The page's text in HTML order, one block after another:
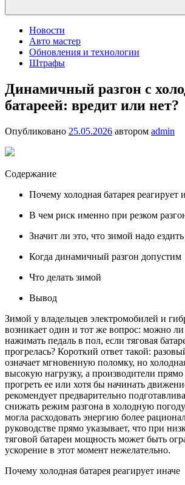
Новости
Авто мастер
Обновления и технологии
Штрафы
Динамичный разгон с
батареей: вредит или нет?
Опубликовано 25.05.2026 автором admin
Содержание
Почему холодная батарея реагирует
В чем риск именно при резком
Значит ли это, что зимой надо
Когда динамичный разгон допустим
Что делать зимой
Вывод
Зимой у владельцев электромобилей и
возникает один и тот же вопрос: можно ли
нажимать педаль в пол, если тяговая
прогрелась? Короткий ответ такой:
означает мгновенную поломку, но
высокую нагрузку, а производители прямо
прогреть ее или хотя бы начинать
рекомендует предварительно
снижать режим разгона в холодную
могла расходовать энергию более
руководстве прямо указывает, что при
тяговой батареи мощность может быть
ускорение в этот момент нежелательно.
Почему холодная батарея реагирует иначе